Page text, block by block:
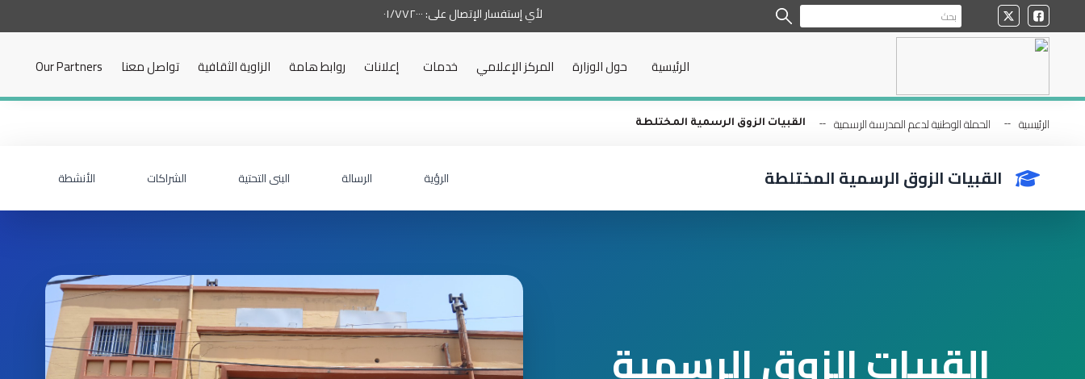
لأي إستفسار الإتصال على:٠١/٧٧٢٠٠٠
الرئيسية حول الوزارة المركز الإعلامي خدمات إعلانات روابط هامة الزاوية الثقافية تواصل معنا Our Partners
الرئيسية الحملة الوطنية لدعم المدرسة الرسمية القبيات الزوق الرسمية المختلطة
القبيات الزوق الرسمية المختلطة الرؤية الرسالة البنى التحتية الشراكات الأنشطة
القبيات الزوق الرسمية